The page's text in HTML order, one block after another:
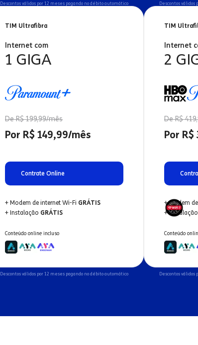
Descontos válidos por 12 meses pagando no débito automático Descontos
TIM Ultrafibra
Internet com
1 GIGA
De R$ 199,99/mês
Por R$ 149,99/mês
Contrate Online
+ Modem de internet Wi-Fi GRÁTIS
+ Instalação GRÁTIS
Conteúdo online incluso
Descontos válidos por 12 meses pagando no débito automático
TIM
Internet
2
De R$
Por
+ Modem
+ Instalação
Conteúdo
Descontos